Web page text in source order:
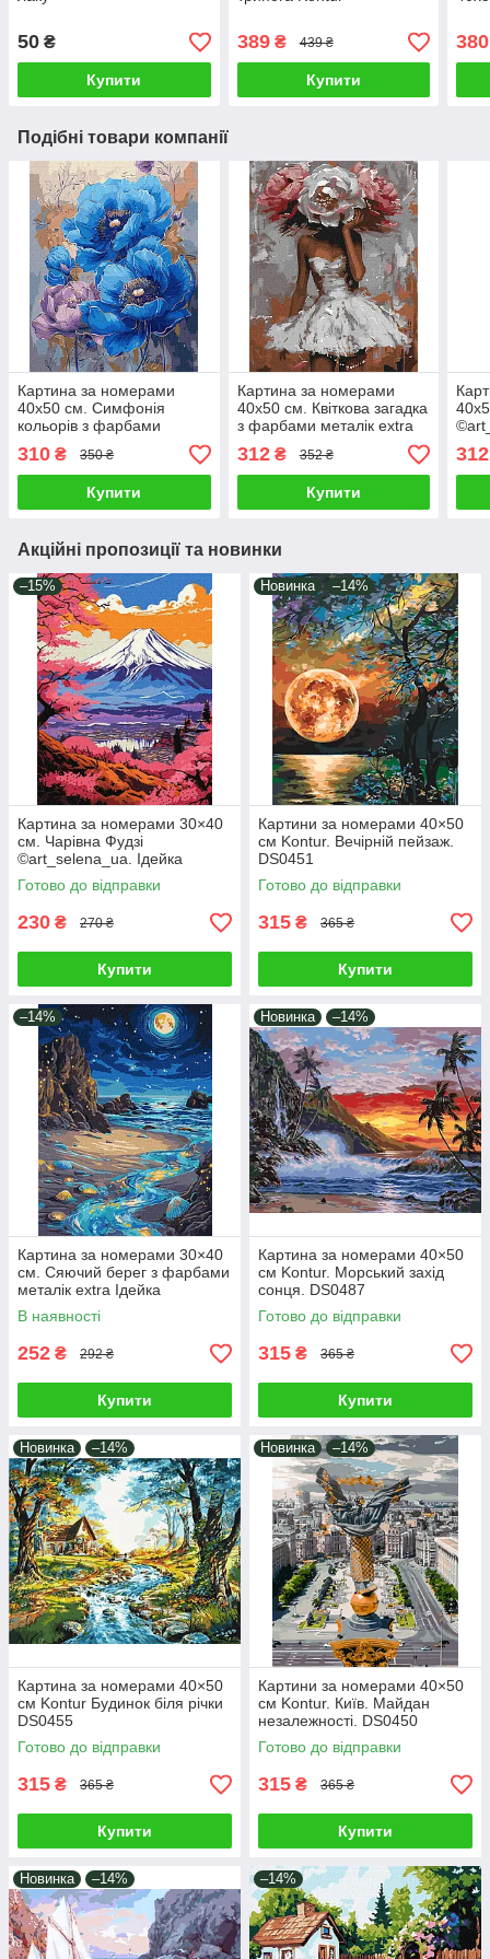
50 ₴
Купити
389₴ 439 ₴
Купити
380
Подібні товари компанії
Картина за номерами
40х50 см. Симфонія
кольорів з фарбами
©victoria_art___Ідейка
КНО3275
310 ₴ 350 ₴
Купити
Картина за номерами
40х50 см. Квіткова загадка
з фарбами металік extra
КНО8501
312₴ 352 ₴
Купити
312
Акційні пропозиції та новинки
–15%
Картина за номерами 30×40
см. Чарівна Фудзі
©art_selena_ua. Ідейка
КНО2900
Готово до відправки
230 ₴ 270 ₴
Купити
Новинка –14%
Картини за номерами 40×50
см Kontur. Вечірній пейзаж.
DS0451
Готово до відправки
315 ₴ 365 ₴
Купити
–14%
Картина за номерами 30×40
см. Сяючий берег з фарбами
металік extra Ідейка
KHO6387
В наявності
252 ₴ 292 ₴
Купити
Новинка –14%
Картина за номерами 40×50
см Kontur. Морський захід
сонця. DS0487
Готово до відправки
315 ₴ 365 ₴
Купити
Новинка –14%
Картина за номерами 40×50
см Kontur Будинок біля річки
DS0455
Готово до відправки
315 ₴ 365 ₴
Купити
Новинка –14%
Картини за номерами 40×50
см Kontur. Київ. Майдан
незалежності. DS0450
Готово до відправки
315 ₴ 365 ₴
Купити
Новинка –14% –14%